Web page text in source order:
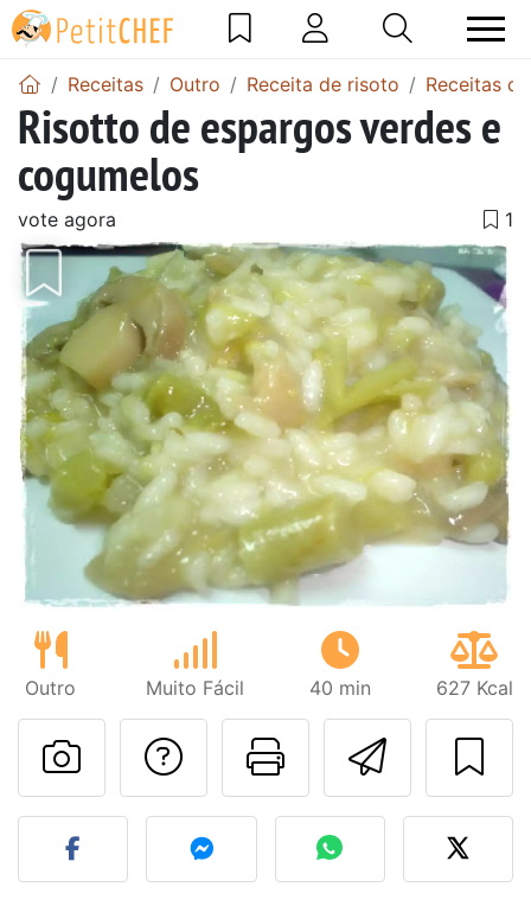
Receitas Outro Receita de risoto Receitas
Risotto de espargos verdes e
cogumelos
vote agora
Outro Muito Fácil 40 min 627 Kcal
Imprima
Falar com o autor
Fez esta receita?